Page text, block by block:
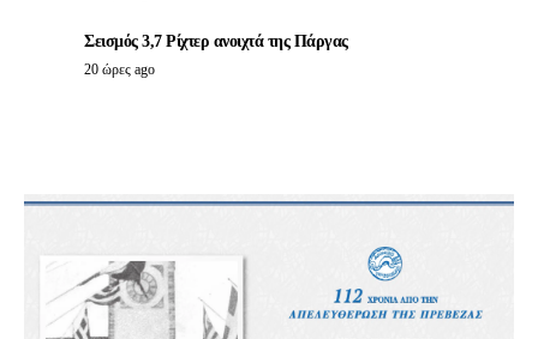
Σεισμός 3,7 Ρίχτερ ανοιχτά της Πάργας
20 ώρες ago